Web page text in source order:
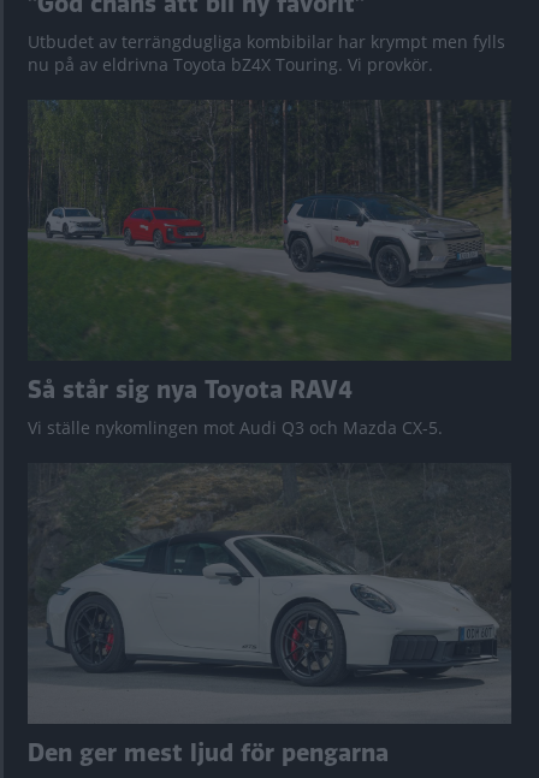
Utbudet av terrängdugliga kombibilar har krympt men fylls
nu på av eldrivna Toyota bZ4X Touring. Vi provkör.
Så står sig nya Toyota RAV4
Vi ställe nykomlingen mot Audi Q3 och Mazda CX-5.
Den ger mest ljud för pengarna